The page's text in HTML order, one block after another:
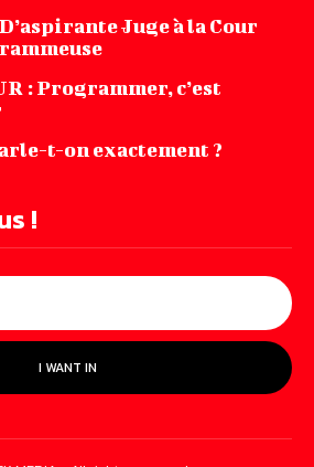
‌Juge‌ ‌à‌ ‌la‌ ‌Cour‌
: Programmer, c’est
t-on exactement ?
!
I WANT IN